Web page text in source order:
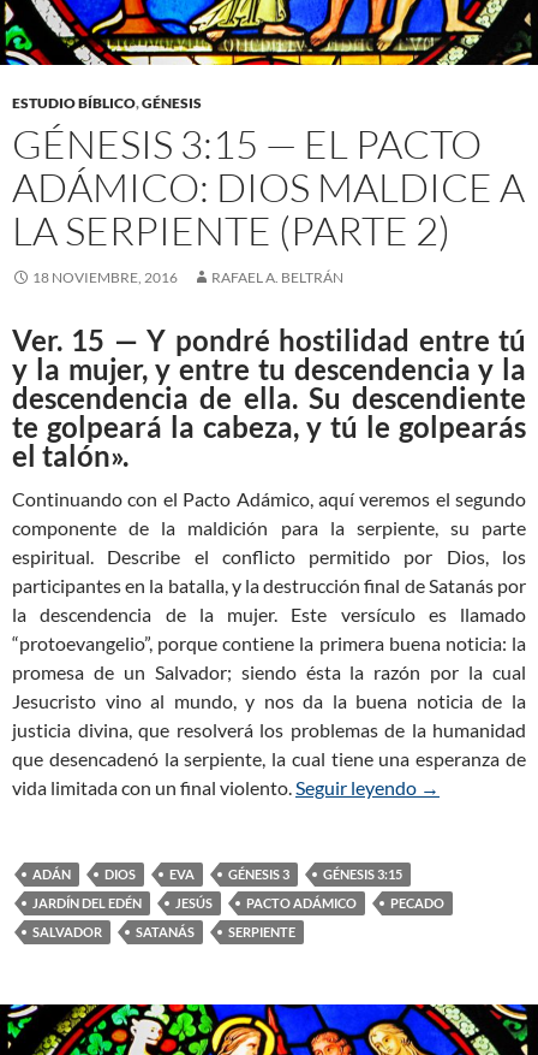
ESTUDIO BÍBLICO,GÉNESIS
GÉNESIS 3:15 — EL PACTO
ADÁMICO: DIOS MALDICE A
LA SERPIENTE (PARTE 2)
18 NOVIEMBRE, 2016 RAFAEL A. BELTRÁN
Ver. 15 — Y pondré hostilidad entre tú
y la mujer, y entre tu descendencia y la
descendencia de ella. Su descendiente
te golpeará la cabeza, y tú le golpearás
el talón».
Continuando con el Pacto Adámico, aquí veremos el segundo
componente de la maldición para la serpiente, su parte
espiritual. Describe el conflicto permitido por Dios, los
participantes en la batalla, y la destrucción final de Satanás por
la descendencia de la mujer. Este versículo es llamado
“protoevangelio”, porque contiene la primera buena noticia: la
promesa de un Salvador; siendo ésta la razón por la cual
Jesucristo vino al mundo, y nos da la buena noticia de la
justicia divina, que resolverá los problemas de la humanidad
que desencadenó la serpiente, la cual tiene una esperanza de
vida limitada con un final violento.Seguir leyendo Génesis 3:15
→
ADÁN DIOS EVA GÉNESIS 3
GÉNESIS 3:15
JARDÍN DEL EDÉN
JESÚS PACTO ADÁMICO
PECADO
SALVADOR
SATANÁS SERPIENTE